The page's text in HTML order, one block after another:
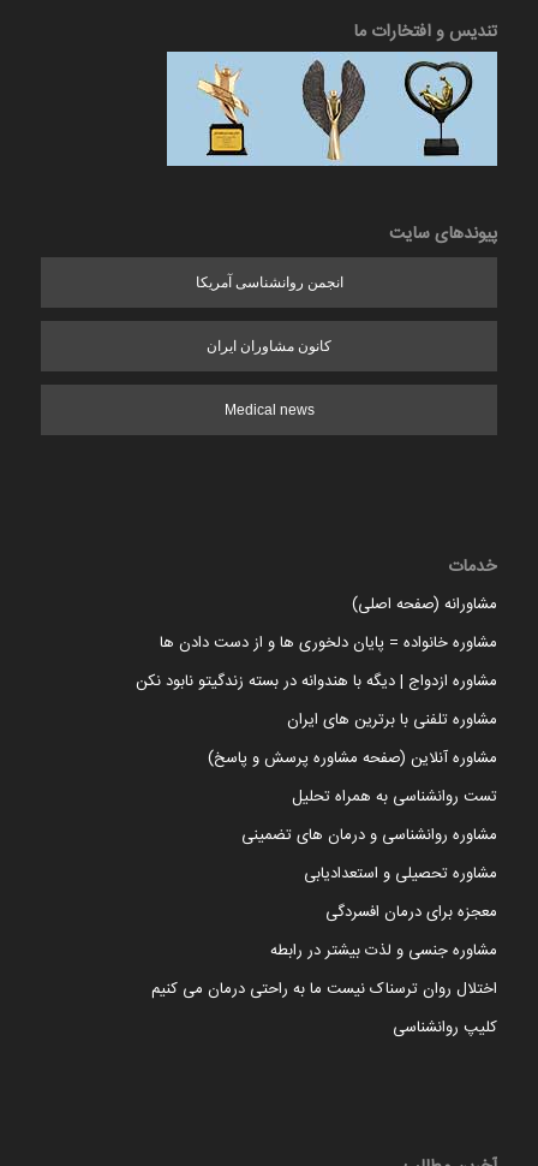
تندیس و افتخارات ما
پیوندهای سایت
انجمن روانشناسی آمریکا
کانون مشاوران ایران
Medical news
خدمات
مشاورانه (صفحه اصلی)
مشاوره خانواده = پایان دلخوری ها و از دست دادن ها
مشاوره ازدواج | دیگه با هندوانه در بسته زندگیتو نابود نکن
مشاوره تلفنی با برترین های ایران
مشاوره آنلاین (صفحه مشاوره پرسش و پاسخ)
تست روانشناسی به همراه تحلیل
مشاوره روانشناسی و درمان های تضمینی
مشاوره تحصیلی و استعدادیابی
معجزه برای درمان افسردگی
مشاوره جنسی و لذت بیشتر در رابطه
اختلال روان ترسناک نیست ما به راحتی درمان می کنیم
کلیپ روانشناسی